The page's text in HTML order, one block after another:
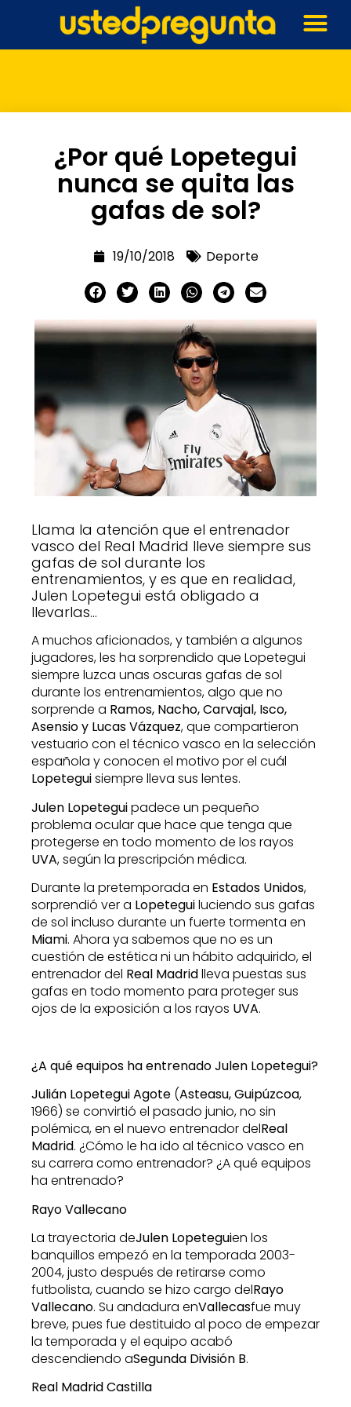
¿Por qué Lopetegui
nunca se quita las
gafas de sol?
19/10/2018 Deporte
Llama la atención que el entrenador
vasco del Real Madrid lleve siempre sus
gafas de sol durante los
entrenamientos, y es que en realidad,
Julen Lopetegui está obligado a
llevarlas…
A muchos aficionados, y también a algunos
jugadores, les ha sorprendido que Lopetegui
siempre luzca unas oscuras gafas de sol
durante los entrenamientos, algo que no
sorprende a Ramos, Nacho, Carvajal, Isco,
Asensio y Lucas Vázquez, que compartieron
vestuario con el técnico vasco en la selección
española y conocen el motivo por el cuál
Lopeteguisiempre lleva sus lentes.
Julen Lopeteguipadece un pequeño
problema ocular que hace que tenga que
protegerse en todo momento de los rayos
UVA, según la prescripción médica.
Durante la pretemporada en Estados Unidos,
sorprendió ver a Lopeteguiluciendo sus gafas
de sol incluso durante un fuerte tormenta en
Miami. Ahora ya sabemos que no es un
cuestión de estética ni un hábito adquirido, el
entrenador del Real Madridlleva puestas sus
gafas en todo momento para proteger sus
ojos de la exposición a los rayos UVA.
¿A qué equipos ha entrenado Julen Lopetegui?
Julián Lopetegui Agote ​ (Asteasu, Guipúzcoa,
1966) se convirtió el pasado junio, no sin
polémica, en el nuevo entrenador delReal
Madrid. ¿Cómo le ha ido al técnico vasco en
su carrera como entrenador? ¿A qué equipos
ha entrenado?
Rayo Vallecano
La trayectoria deJulen Lopeteguien los
banquillos empezó en la temporada 2003-
2004, justo después de retirarse como
futbolista, cuando se hizo cargo delRayo
Vallecano. Su andadura enVallecasfue muy
breve, pues fue destituido al poco de empezar
la temporada y el equipo acabó
descendiendo aSegunda División B.
Real Madrid Castilla